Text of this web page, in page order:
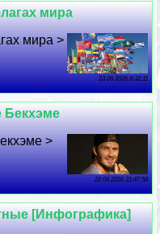
мира
мира >
23 06 2026 8:32:11
Бекхэме
>
22 06 2026 21:47:58
[Инфографика]